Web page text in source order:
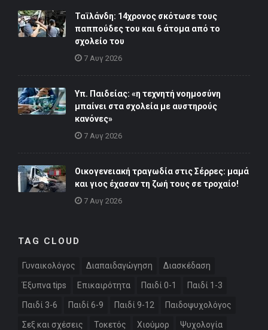
Ταϊλάνδη: 14χρονος σκότωσε τους
παππούδες του και 6 άτομα από το
σχολείο του
7 Αυγ 2026
Υπ. Παιδείας: «η τεχνητή νοημοσύνη
μπαίνει στα σχολεία με αυστηρούς
κανόνες»
7 Αυγ 2026
Οικογενειακή τραγωδία στις Σέρρες: μαμά
και γιος έχασαν τη ζωή τους σε τροχαίο!
7 Αυγ 2026
TAG CLOUD
Γυναικολόγος Διαπαιδαγώγηση Διασκέδαση
Έξυπνα tips Επικαιρότητα Παιδί 0-1 Παιδί 1-3
Παιδί 3-6 Παιδί 6-9 Παιδί 9-12 Παιδοψυχολόγος
Σεξ και σχέσεις Τοκετός Χιούμορ Ψυχολογία